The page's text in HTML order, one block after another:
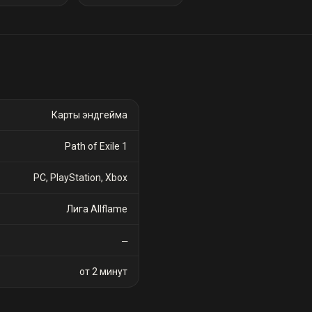
Карты эндгейма
Path of Exile 1
PC, PlayStation, Xbox
Лига Allflame
—
от 2 минут